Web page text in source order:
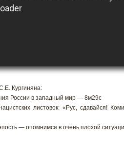
Кургиняна:
России в западный мир — 8м29с
листовок: «Рус, сдавайся!
— опомнимся в очень плохой